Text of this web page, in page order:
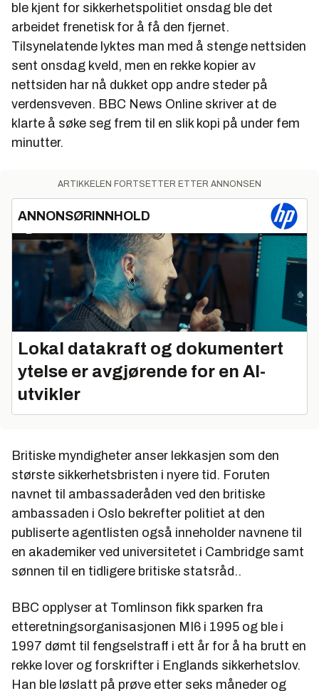
ble kjent for sikkerhetspolitiet onsdag ble det
arbeidet frenetisk for å få den fjernet.
Tilsynelatende lyktes man med å stenge nettsiden
sent onsdag kveld, men en rekke kopier av
nettsiden har nå dukket opp andre steder på
verdensveven. BBC News Online skriver at de
klarte å søke seg frem til en slik kopi på under fem
minutter.
ARTIKKELEN FORTSETTER ETTER ANNONSEN
ANNONSØRINNHOLD
Lokal datakraft og dokumentert
ytelse er avgjørende for en AI-
utvikler
Britiske myndigheter anser lekkasjen som den
største sikkerhetsbristen i nyere tid. Foruten
navnet til ambassaderåden ved den britiske
ambassaden i Oslo bekrefter politiet at den
publiserte agentlisten også inneholder navnene til
en akademiker ved universitetet i Cambridge samt
sønnen til en tidligere britiske statsråd..
BBC opplyser at Tomlinson fikk sparken fra
etteretningsorganisasjonen MI6 i 1995 og ble i
1997 dømt til fengselstraff i ett år for å ha brutt en
rekke lover og forskrifter i Englands sikkerhetslov.
Han ble løslatt på prøve etter seks måneder og